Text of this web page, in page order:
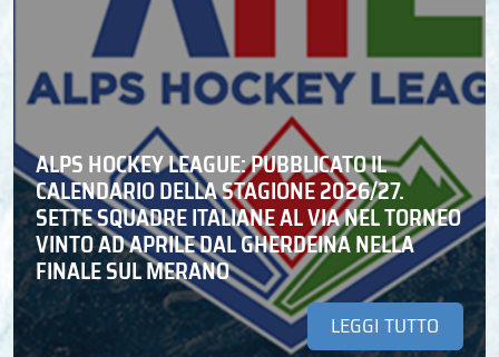
ALPS HOCKEY LEAGUE: PUBBLICATO IL
CALENDARIO DELLA STAGIONE 2026/27.
SETTE SQUADRE ITALIANE AL VIA NEL TORNEO
VINTO AD APRILE DAL GHERDEINA NELLA
FINALE SUL MERANO
LEGGI TUTTO